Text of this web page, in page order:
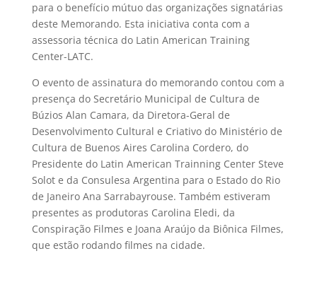
para o benefício mútuo das organizações signatárias
deste Memorando. Esta iniciativa conta com a
assessoria técnica do Latin American Training
Center-LATC.
O evento de assinatura do memorando contou com a
presença do Secretário Municipal de Cultura de
Búzios Alan Camara, da Diretora-Geral de
Desenvolvimento Cultural e Criativo do Ministério de
Cultura de Buenos Aires Carolina Cordero, do
Presidente do Latin American Trainning Center Steve
Solot e da Consulesa Argentina para o Estado do Rio
de Janeiro Ana Sarrabayrouse. Também estiveram
presentes as produtoras Carolina Eledi, da
Conspiração Filmes e Joana Araújo da Biônica Filmes,
que estão rodando filmes na cidade.